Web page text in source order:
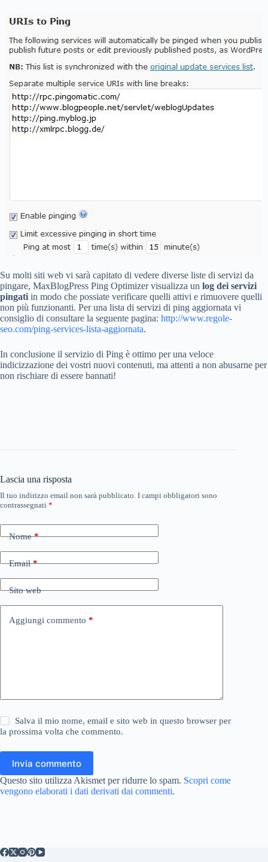
Su molti siti web vi sarà capitato di vedere diverse liste di servizi da
pingare, MaxBlogPress Ping Optimizer visualizza un log dei servizi
pingati in modo che possiate verificare quelli attivi e rimuovere quelli
non più funzionanti. Per una lista di servizi di ping aggiornata vi
consiglio di consultare la seguente pagina: http://www.regole-
seo.com/ping-services-lista-aggiornata.
In conclusione il servizio di Ping è ottimo per una veloce
indicizzazione dei vostri nuovi contenuti, ma attenti a non abusarne per
non rischiare di essere bannati!
Lascia una risposta
Il tuo indirizzo email non sarà pubblicato. I campi obbligatori sono
contrassegnati *
Nome*
Email*
Sito web
Aggiungi commento *
Salva il mio nome, email e sito web in questo browser per
la prossima volta che commento.
Invia commento
Questo sito utilizza Akismet per ridurre lo spam. Scopri come
vengono elaborati i dati derivati dai commenti.